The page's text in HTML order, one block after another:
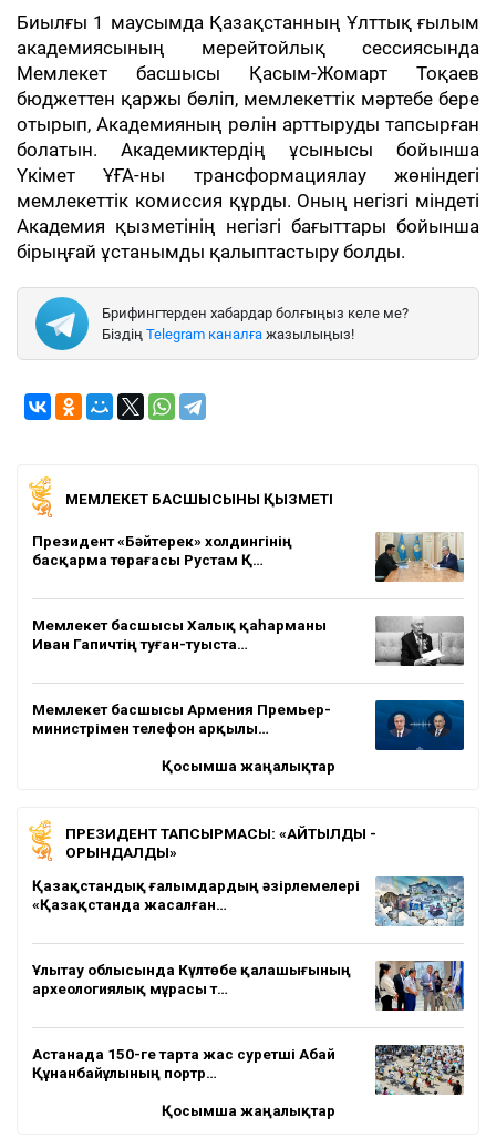
Биылғы 1 маусымда Қазақстанның Ұлттық ғылым
академиясының мерейтойлық сессиясында
Мемлекет басшысы Қасым-Жомарт Тоқаев
бюджеттен қаржы бөліп, мемлекеттік мәртебе бере
отырып, Академияның рөлін арттыруды тапсырған
болатын. Академиктердің ұсынысы бойынша
Үкімет ҰҒА-ны трансформациялау жөніндегі
мемлекеттік комиссия құрды. Оның негізгі міндеті
Академия қызметінің негізгі бағыттары бойынша
бірыңғай ұстанымды қалыптастыру болды.
Брифингтерден хабардар болғыңыз келе ме?
Біздің Telegram каналға жазылыңыз!
МЕМЛЕКЕТ БАСШЫСЫНЫҢ ҚЫЗМЕТІ
Президент «Бәйтерек» холдингінің
басқарма төрағасы Рустам Қ…
Мемлекет басшысы Халық қаһарманы
Иван Гапичтің туған-туыста…
Мемлекет басшысы Армения Премьер-
министрімен телефон арқылы…
Қосымша жаңалықтар
ПРЕЗИДЕНТ ТАПСЫРМАСЫ: «АЙТЫЛДЫ -
ОРЫНДАЛДЫ»
Қазақстандық ғалымдардың әзірлемелері
«Қазақстанда жасалған…
Ұлытау облысында Күлтөбе қалашығының
археологиялық мұрасы т…
Астанада 150-ге тарта жас суретші Абай
Құнанбайұлының портр…
Қосымша жаңалықтар